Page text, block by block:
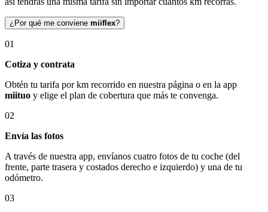
¿Por qué me conviene miiflex?
01
Cotiza y contrata
Obtén tu tarifa por km recorrido en nuestra página o en la app
miituo y elige el plan de cobertura que más te convenga.
02
Envía las fotos
A través de nuestra app, envíanos cuatro fotos de tu coche (del
frente, parte trasera y costados derecho e izquierdo) y una de tu
odómetro.
03